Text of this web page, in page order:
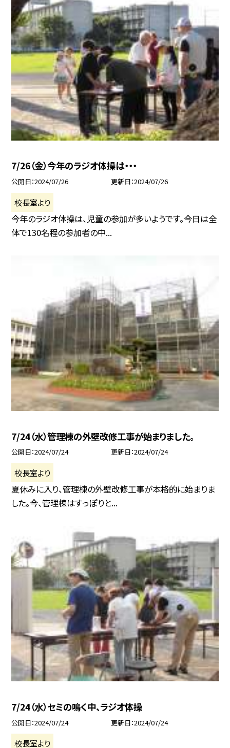
7/26（金）今年のラジオ体操は・・・
公開日 2024/07/26 更新日 2024/07/26
校長室より
今年のラジオ体操は、児童の参加が多いようです。今日は全
体で130名程の参加者の中...
7/24（水）管理棟の外壁改修工事が始まりました。
公開日 2024/07/24 更新日 2024/07/24
校長室より
夏休みに入り、管理棟の外壁改修工事が本格的に始まりま
した。今、管理棟はすっぽりと...
7/24（水）セミの鳴く中、ラジオ体操
公開日 2024/07/24 更新日 2024/07/24
校長室より